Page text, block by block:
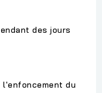
des jours
l'enfoncement du